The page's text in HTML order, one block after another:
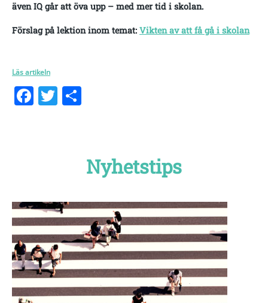
även IQ går att öva upp – med mer tid i skolan.
Förslag på lektion inom temat: Vikten av att få gå i skolan
Läs artikeln
Facebook
Twitter
Nyhetstips